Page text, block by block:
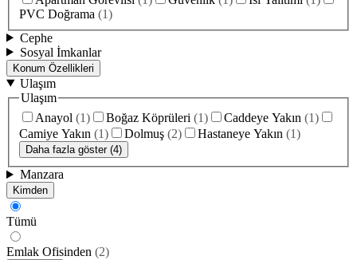
PVC Doğrama (1)
Cephe
Sosyal İmkanlar
Konum Özellikleri
Ulaşım
Ulaşım
Anayol (1) Boğaz Köprüleri (1) Caddeye Yakın (1)
Camiye Yakın (1) Dolmuş (2) Hastaneye Yakın (1)
Daha fazla göster (4)
Manzara
Kimden
Tümü
Emlak Ofisinden (2)